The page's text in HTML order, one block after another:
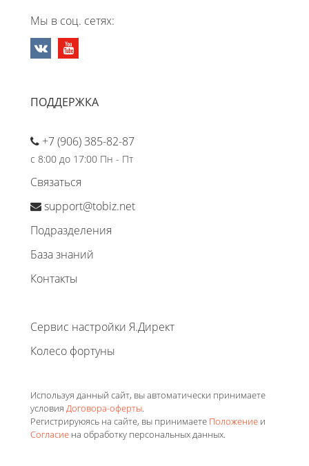
Мы в соц. сетях:
ПОДДЕРЖКА
+7 (906) 385-82-87
с 8:00 до 17:00 Пн - Пт
Связаться
support@tobiz.net
Подразделения
База знаний
Контакты
Сервис настройки Я.Директ
Колесо фортуны
Используя данный сайт, вы автоматически принимаете
условия Договора-оферты.
Регистрируюясь на сайте, вы принимаете Положение и
Согласие на обработку персональных данных.